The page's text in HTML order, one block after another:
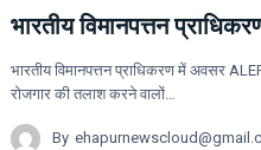
भारतीय विमानपत्तन
भारतीय विमानपत्तन प्राधिकरण में अवसर
रोजगार की तलाश करने वालों…
By